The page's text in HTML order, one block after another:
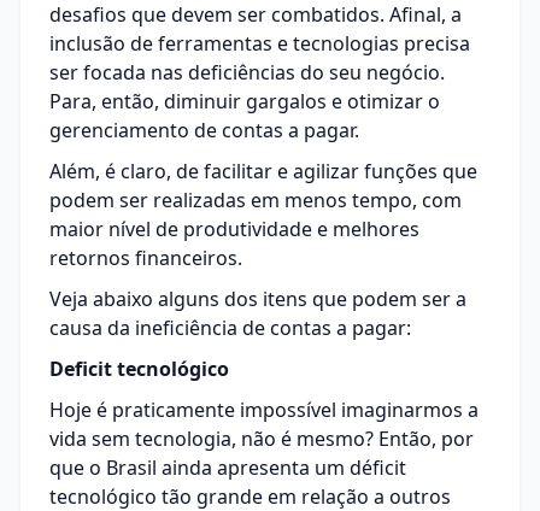
desafios que devem ser combatidos. Afinal, a
inclusão de ferramentas e tecnologias precisa
ser focada nas deficiências do seu negócio.
Para, então, diminuir gargalos e otimizar o
gerenciamento de contas a pagar.
Além, é claro, de facilitar e agilizar funções que
podem ser realizadas em menos tempo, com
maior nível de produtividade e melhores
retornos financeiros.
Veja abaixo alguns dos itens que podem ser a
causa da ineficiência de contas a pagar:
Deficit tecnológico
Hoje é praticamente impossível imaginarmos a
vida sem tecnologia, não é mesmo? Então, por
que o Brasil ainda apresenta um déficit
tecnológico tão grande em relação a outros